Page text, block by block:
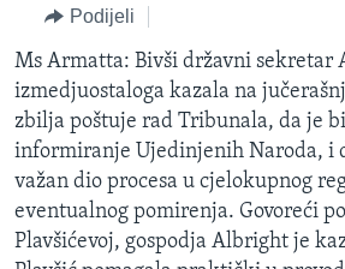
pretraguBOSNA I HERCEGOVINA
SVIJET
SPECIJALNI PROJEKTI
KORUPCIJA
SLOBODA MEDIJA
ŽENSKA STRANA
IZBJEGLIČKA STRANA
MAGAZIN
Podijeli
Ms Armatta: Bivši državni sekretar
izmedjuostaloga kazala na
zbilja poštuje rad Tribunala, da je
informiranje Ujedinjenih Naroda, i
važan dio procesa u cjelokupnog
eventualnog pomirenja. Govoreći
Plavšićevoj, gospodja Albright je